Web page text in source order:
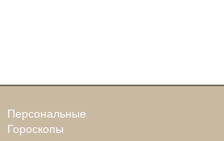
Персональные
Гороскопы